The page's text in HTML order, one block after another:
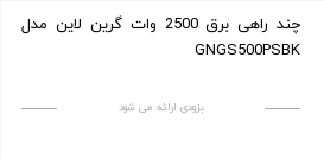
چند راهی برق 2500 وات گرین لاین مدل
GNGS500PSBK
بزودی ارائه می شود